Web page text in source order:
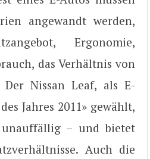
angewandt werden,
Ergonomie,
das Verhältnis von
Nissan Leaf, als E-
Jahres 2011» gewählt,
– und bietet
Auch die